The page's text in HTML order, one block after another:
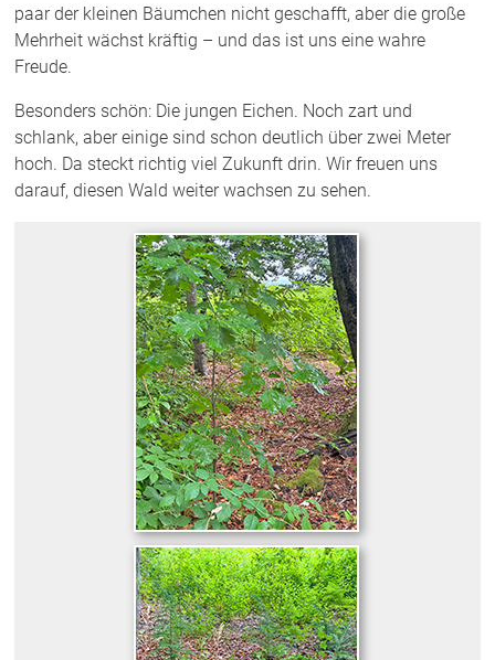
paar der kleinen Bäumchen nicht geschafft, aber die große
Mehrheit wächst kräftig – und das ist uns eine wahre
Freude.
Besonders schön: Die jungen Eichen. Noch zart und
schlank, aber einige sind schon deutlich über zwei Meter
hoch. Da steckt richtig viel Zukunft drin. Wir freuen uns
darauf, diesen Wald weiter wachsen zu sehen.